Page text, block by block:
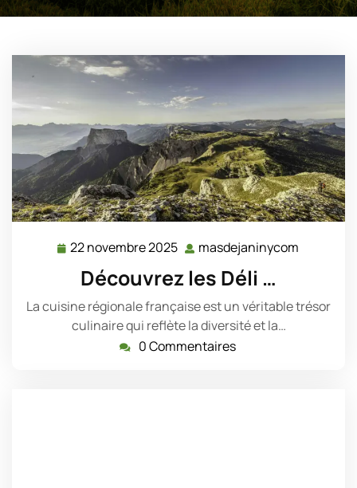
22 novembre 2025 22
novembre
2025
masdejaninycom
Découvrez les Déli …
La cuisine régionale française est un véritable trésor
culinaire qui reflète la diversité et la…
0 Commentaires